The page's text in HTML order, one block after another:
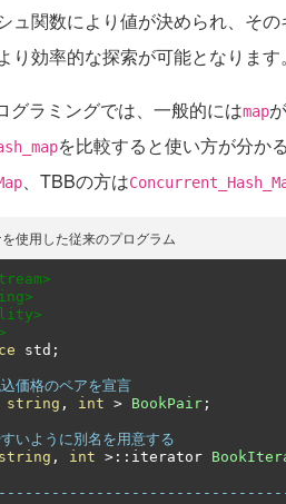
ュ関数により値が決められ、その
り効率的な探索が可能となります。
グラミングでは、一般的にはmap
を比較すると使い方が分か
、TBBの方は
使用した従来のプログラム
std ;
価格のペアを宣言
string , int > BookPair ;
いように別名を用意する
string , int >:: iterator